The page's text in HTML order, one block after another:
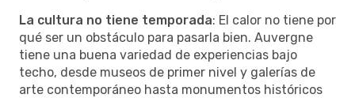
La cultura no tiene temporada: El calor no tiene por
qué ser un obstáculo para pasarla bien. Auvergne
tiene una buena variedad de experiencias bajo
techo, desde museos de primer nivel y galerías de
arte contemporáneo hasta monumentos históricos